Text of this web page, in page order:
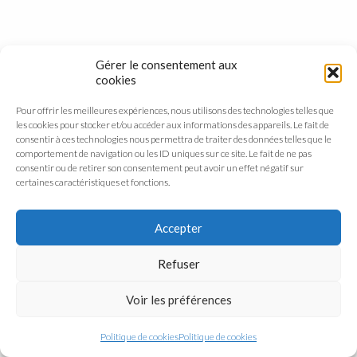
Gérer le consentement aux
cookies
Pour offrir les meilleures expériences, nous utilisons des technologies telles que
les cookies pour stocker et/ou accéder aux informations des appareils. Le fait de
consentir à ces technologies nous permettra de traiter des données telles que le
comportement de navigation ou les ID uniques sur ce site. Le fait de ne pas
consentir ou de retirer son consentement peut avoir un effet négatif sur
certaines caractéristiques et fonctions.
Accepter
Refuser
Voir les préférences
Politique de cookiesPolitique de cookies